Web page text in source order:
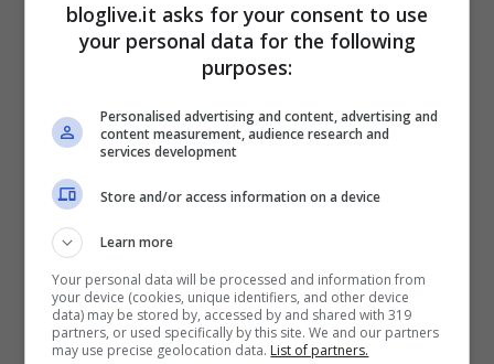
Sembra certa anche la partecipazione
della cabarettista-imitatrice Virginia
Raffaele, star diQuelli che il calcio, che
l’anno scorso aveva regalato al pubblico
bloglive.it asks for your consent to use
your personal data for the following
purposes:
Personalised advertising and content, advertising and
content measurement, audience research and
services development
Store and/or access information on a device
Learn more
Your personal data will be processed and information from
your device (cookies, unique identifiers, and other device
data) may be stored by, accessed by and shared with 319
partners, or used specifically by this site. We and our partners
may use precise geolocation data. List of partners.